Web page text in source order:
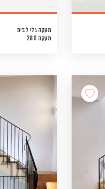
מעקה גלי לבית
מעקה 280